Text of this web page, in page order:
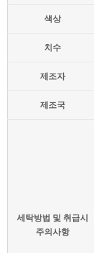
색상
치수
제조자
제조국
세탁방법 및 취급시
주의사항